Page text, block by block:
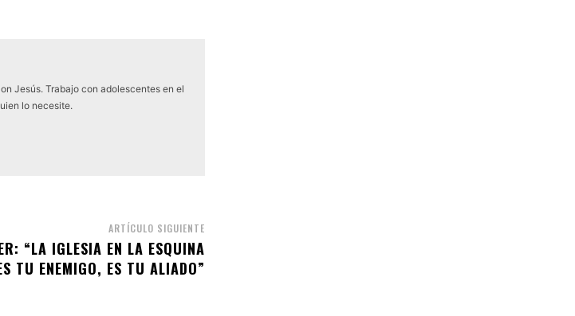
Jesús. Trabajo con adolescentes en el
lo necesite.
ARTÍCULO SIGUIENTE
“LA IGLESIA EN LA ESQUINA
TU ENEMIGO, ES TU ALIADO”